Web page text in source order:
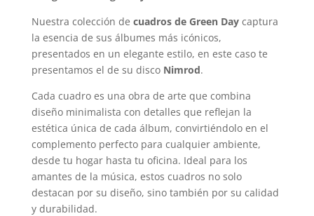
Nuestra colección de cuadros de Green Daycaptura
la esencia de sus álbumes más icónicos,
presentados en un elegante estilo, en este caso te
presentamos el de su disco Nimrod.
Cada cuadro es una obra de arte que combina
diseño minimalista con detalles que reflejan la
estética única de cada álbum, convirtiéndolo en el
complemento perfecto para cualquier ambiente,
desde tu hogar hasta tu oficina. Ideal para los
amantes de la música, estos cuadros no solo
destacan por su diseño, sino también por su calidad
y durabilidad.